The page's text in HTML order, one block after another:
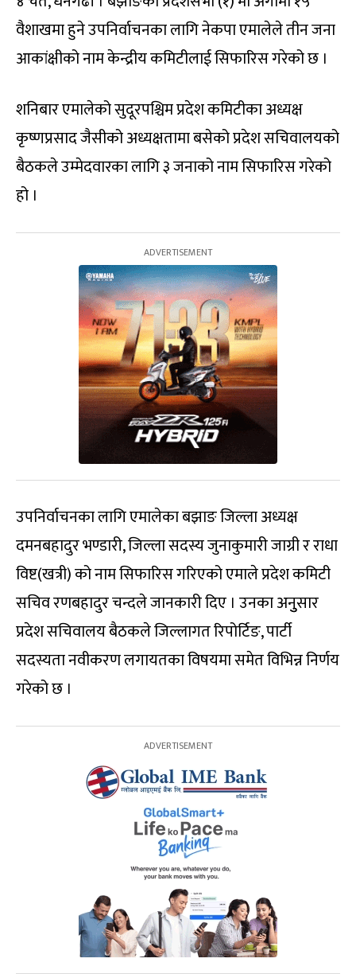
वैशाखमा हुने उपनिर्वाचनका लागि नेकपा एमालेले तीन जना
आकांक्षीको नाम केन्द्रीय कमिटीलाई सिफारिस गरेको छ ।
शनिबार एमालेको सुदूरपश्चिम प्रदेश कमिटीका अध्यक्ष
कृष्णप्रसाद जैसीको अध्यक्षतामा बसेको प्रदेश सचिवालयको
बैठकले उम्मेदवारका लागि ३ जनाको नाम सिफारिस गरेको
हो ।
उपनिर्वाचनका लागि एमालेका बझाङ जिल्ला अध्यक्ष
दमनबहादुर भण्डारी, जिल्ला सदस्य जुनाकुमारी जाग्री र राधा
विष्ट(खत्री) को नाम सिफारिस गरिएको एमाले प्रदेश कमिटी
सचिव रणबहादुर चन्दले जानकारी दिए । उनका अनुुसार
प्रदेश सचिवालय बैठकले जिल्लागत रिपोर्टिङ, पार्टी
सदस्यता नवीकरण लगायतका विषयमा समेत विभिन्न निर्णय
गरेको छ ।